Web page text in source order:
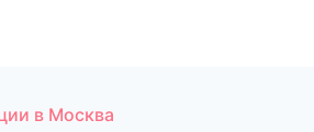
в Москва